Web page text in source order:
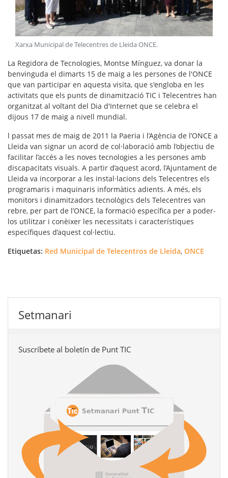
Xarxa Municipal de Telecentres de Lleida ONCE.
La Regidora de Tecnologies, Montse Mínguez, va donar la
benvinguda el dimarts 15 de maig a les persones de l'ONCE
que van participar en aquesta visita, que s'engloba en les
activitats que els punts de dinamització TIC i Telecentres han
organitzat al voltant del Dia d'Internet que se celebra el
dijous 17 de maig a nivell mundial.
l passat mes de maig de 2011 la Paeria i l’Agència de l’ONCE a
Lleida van signar un acord de col·laboració amb l’objectiu de
facilitar l’accés a les noves tecnologies a les persones amb
discapacitats visuals. A partir d’aquest acord, l’Ajuntament de
Lleida va incorporar a les instal·lacions dels Telecentres els
programaris i maquinaris informàtics adients. A més, els
monitors i dinamitzadors tecnològics dels Telecentres van
rebre, per part de l’ONCE, la formació específica per a poder-
los utilitzar i conèixer les necessitats i característiques
específiques d’aquest col·lectiu.
Etiquetas: Red Municipal de Telecentros de Lleida, ONCE
Setmanari
Suscríbete al boletín de Punt TIC